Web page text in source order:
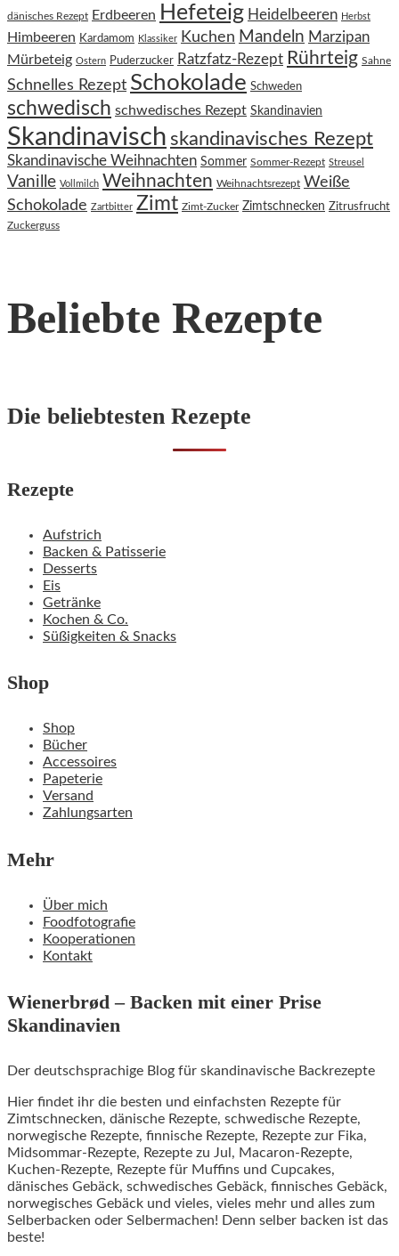
dänisches Rezept Erdbeeren Hefeteig Heidelbeeren Herbst
Himbeeren Kardamom Klassiker Kuchen Mandeln Marzipan
Mürbeteig Ostern Puderzucker Ratzfatz-Rezept Rührteig Sahne
Schnelles Rezept Schokolade Schweden
schwedisch schwedisches Rezept Skandinavien
Skandinavisch skandinavisches Rezept
Skandinavische Weihnachten Sommer Sommer-Rezept Streusel
Vanille Vollmilch Weihnachten Weihnachtsrezept Weiße
Schokolade Zartbitter Zimt Zimt-Zucker Zimtschnecken Zitrusfrucht
Zuckerguss
Beliebte Rezepte
Die beliebtesten Rezepte
Rezepte
Aufstrich
Backen & Patisserie
Desserts
Eis
Getränke
Kochen & Co.
Süßigkeiten & Snacks
Shop
Shop
Bücher
Accessoires
Papeterie
Versand
Zahlungsarten
Mehr
Über mich
Foodfotografie
Kooperationen
Kontakt
Wienerbrød – Backen mit einer Prise
Skandinavien
Der deutschsprachige Blog für skandinavische Backrezepte
Hier findet ihr die besten und einfachsten Rezepte für
Zimtschnecken, dänische Rezepte, schwedische Rezepte,
norwegische Rezepte, finnische Rezepte, Rezepte zur Fika,
Midsommar-Rezepte, Rezepte zu Jul, Macaron-Rezepte,
Kuchen-Rezepte, Rezepte für Muffins und Cupcakes,
dänisches Gebäck, schwedisches Gebäck, finnisches Gebäck,
norwegisches Gebäck und vieles, vieles mehr und alles zum
Selberbacken oder Selbermachen! Denn selber backen ist das
beste!